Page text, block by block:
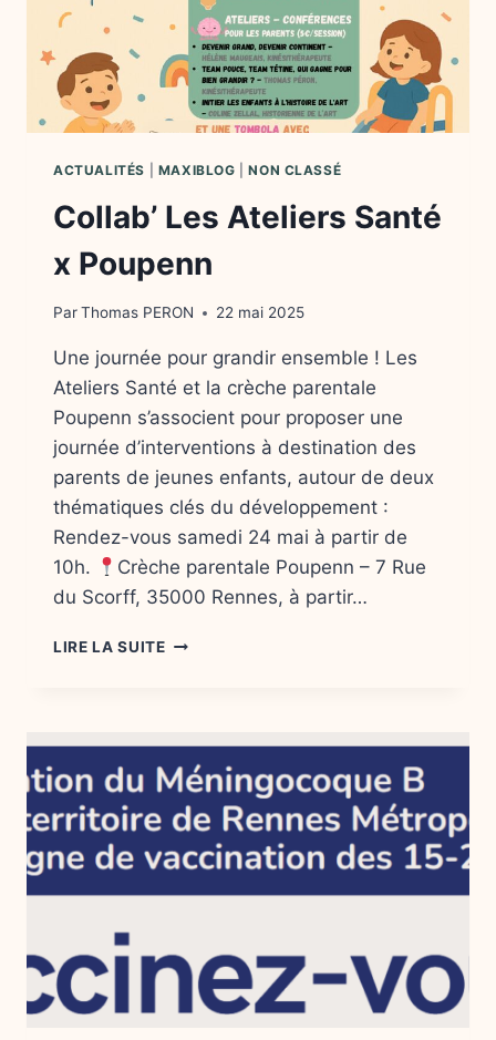
ACTUALITÉS MAXIBLOG |NON CLASSÉ
Collab’ Les Ateliers Santé
x Poupenn
ParThomas PERON 22 mai 2025
Une journée pour grandir ensemble ! Les
Ateliers Santé et la crèche parentale
Poupenn s’associent pour proposer une
journée d’interventions à destination des
parents de jeunes enfants, autour de deux
thématiques clés du développement :
Rendez-vous samedi 24 mai à partir de
10h.
Crèche parentale Poupenn – 7 Rue
du Scorff, 35000 Rennes, à partir…
LIRE LA SUITECOLLAB’